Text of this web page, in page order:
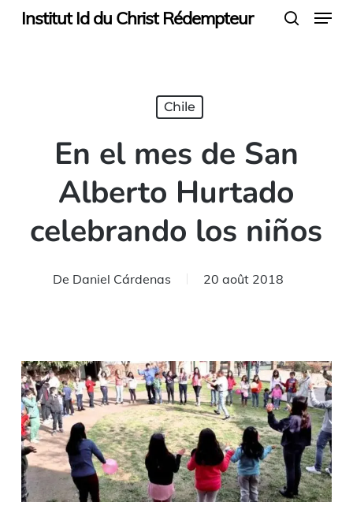
SkipInstitut Id du Christ Rédempteur Menu
Chile
En el mes de San
Alberto Hurtado
celebrando los niños
De Daniel Cárdenas 20 août 2018